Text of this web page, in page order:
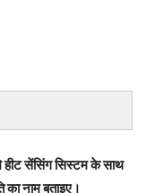
हीट सेंसिंग सिस्टम के साथ
का नाम बताइए।